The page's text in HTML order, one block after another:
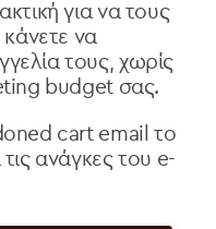
για να τους
κάνετε να
τους, χωρίς
budget σας.
cart email το
ανάγκες του e-